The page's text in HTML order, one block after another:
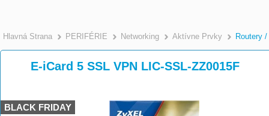
Hlavná Strana PERIFÉRIE Networking Aktívne Prvky Routery
E-iCard 5 SSL VPN LIC-SSL-ZZ0015F
BLACK FRIDAY